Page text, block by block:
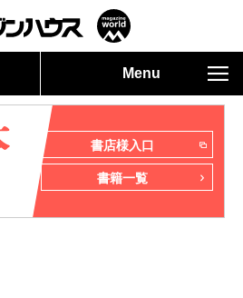
Menu
書店様入口
書籍一覧